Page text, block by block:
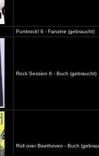
Punkrock! 6 - Fanzine (gebraucht)
Rock Session 6 - Buch (gebraucht)
Roll over Beethoven - Buch